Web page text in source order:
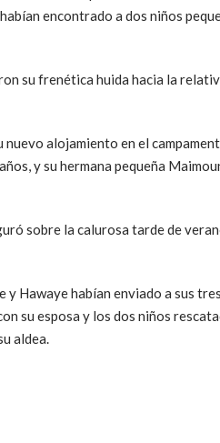
encontrado a dos niños
su frenética huida hacia la
alojamiento en el
y su hermana pequeña
sobre la calurosa tarde de
Hawaye habían enviado a sus
su esposa y los dos niños
aldea.